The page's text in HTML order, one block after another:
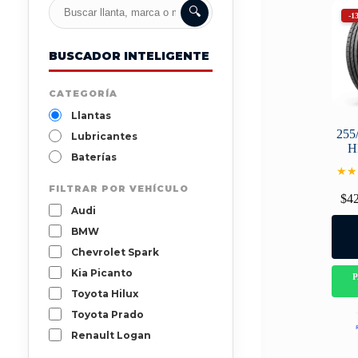
-
$
🔍
BUSCADOR INTELIGENTE
CATEGORÍA
Llantas
Lubricantes
Baterías
FILTRAR POR VEHÍCULO
Audi
BMW
Chevrolet Spark
Kia Picanto
Toyota Hilux
Toyota Prado
Renault Logan